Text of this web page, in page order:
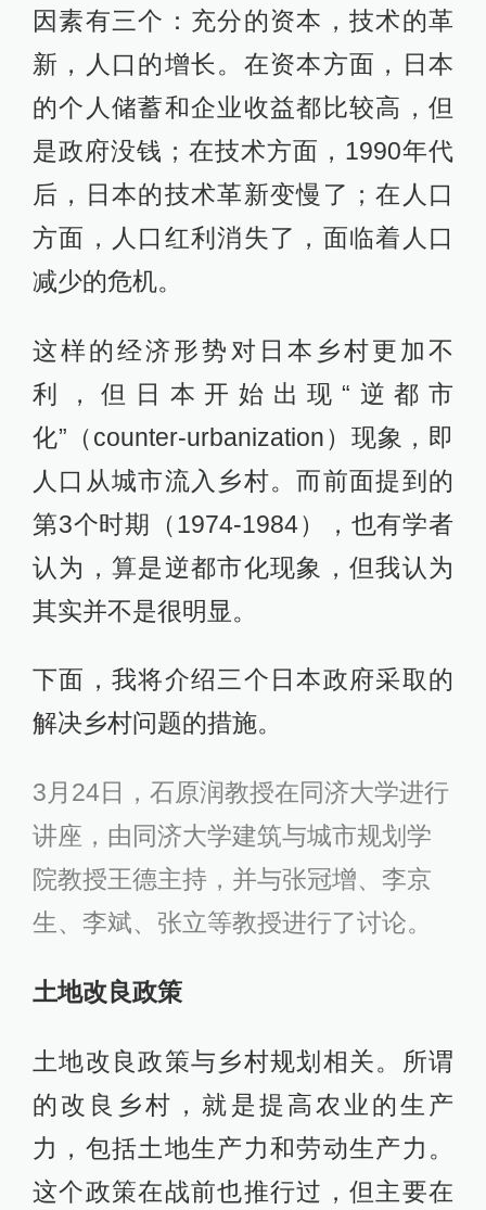
因素有三个：充分的资本，技术的革
新，人口的增长。在资本方面，日本
的个人储蓄和企业收益都比较高，但
是政府没钱；在技术方面，1990年代
后，日本的技术革新变慢了；在人口
方面，人口红利消失了，面临着人口
减少的危机。
这样的经济形势对日本乡村更加不
利，但日本开始出现“逆都市
化”（counter-urbanization）现象，即
人口从城市流入乡村。而前面提到的
第3个时期（1974-1984），也有学者
认为，算是逆都市化现象，但我认为
其实并不是很明显。
下面，我将介绍三个日本政府采取的
解决乡村问题的措施。
3月24日，石原润教授在同济大学进行
讲座，由同济大学建筑与城市规划学
院教授王德主持，并与张冠增、李京
生、李斌、张立等教授进行了讨论。
土地改良政策
土地改良政策与乡村规划相关。所谓
的改良乡村，就是提高农业的生产
力，包括土地生产力和劳动生产力。
这个政策在战前也推行过，但主要在